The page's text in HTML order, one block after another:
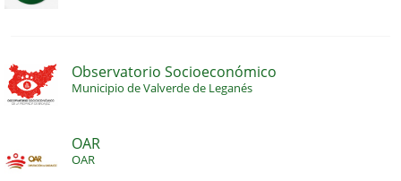
Observatorio Socioeconómico
Municipio de Valverde de Leganés
OAR
OAR